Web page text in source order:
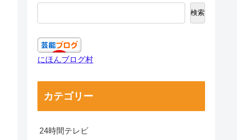
検索
にほんブログ村
カテゴリー
24時間テレビ